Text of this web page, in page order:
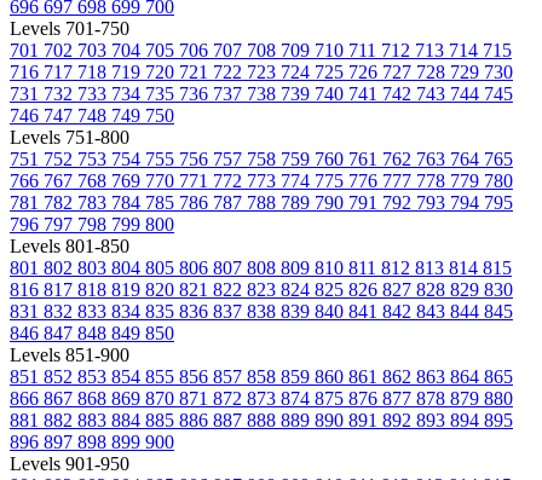
696 697 698 699 700
Levels 701-750
701 702 703 704 705 706 707 708 709 710 711 712 713 714 715
716 717 718 719 720 721 722 723 724 725 726 727 728 729 730
731 732 733 734 735 736 737 738 739 740 741 742 743 744 745
746 747 748 749 750
Levels 751-800
751 752 753 754 755 756 757 758 759 760 761 762 763 764 765
766 767 768 769 770 771 772 773 774 775 776 777 778 779 780
781 782 783 784 785 786 787 788 789 790 791 792 793 794 795
796 797 798 799 800
Levels 801-850
801 802 803 804 805 806 807 808 809 810 811 812 813 814 815
816 817 818 819 820 821 822 823 824 825 826 827 828 829 830
831 832 833 834 835 836 837 838 839 840 841 842 843 844 845
846 847 848 849 850
Levels 851-900
851 852 853 854 855 856 857 858 859 860 861 862 863 864 865
866 867 868 869 870 871 872 873 874 875 876 877 878 879 880
881 882 883 884 885 886 887 888 889 890 891 892 893 894 895
896 897 898 899 900
Levels 901-950